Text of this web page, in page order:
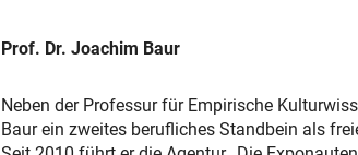
Prof. Dr. Joachim Baur
Neben der Professur für Empirische
Baur ein zweites berufliches Standbein als